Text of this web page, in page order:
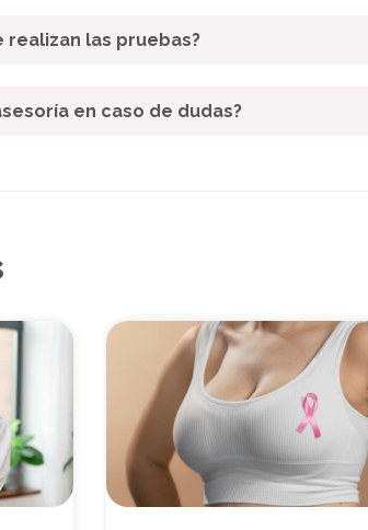
realizan las pruebas?
en caso de dudas?